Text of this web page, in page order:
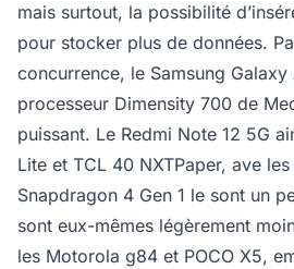
mais surtout, la possibilité
pour stocker plus de données.
concurrence, le Samsung Galaxy
processeur Dimensity 700 de
puissant. Le Redmi Note 12 5G
Lite et TCL 40 NXTPaper, ave
Snapdragon 4 Gen 1 le sont un
sont eux-mêmes légèrement
les Motorola g84 et POCO X5,